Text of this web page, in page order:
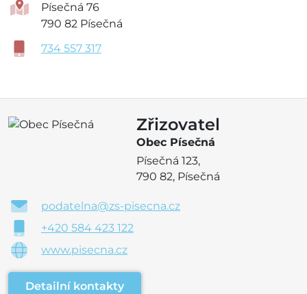
Písečná 76
790 82 Písečná
734 557 317
Zřizovatel
Obec Písečná
Písečná 123,
790 82, Písečná
podatelna@zs-pisecna.cz
+420 584 423 122
www.pisecna.cz
Detailní kontakty